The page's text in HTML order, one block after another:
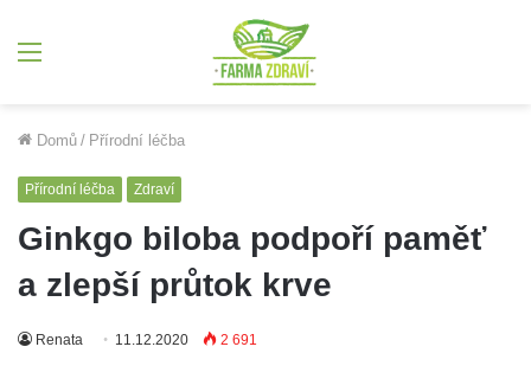
Domů / Přírodní léčba
Přírodní léčba Zdraví
Ginkgo biloba podpoří paměť
a zlepší průtok krve
Renata 11.12.2020 2 691